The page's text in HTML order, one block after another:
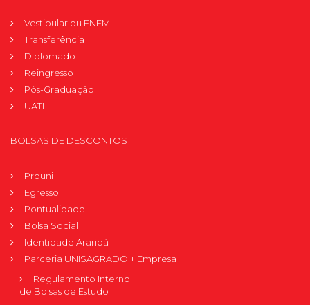
Vestibular ou ENEM
Transferência
Diplomado
Reingresso
Pós-Graduação
UATI
BOLSAS DE DESCONTOS
Prouni
Egresso
Pontualidade
Bolsa Social
Identidade Araribá
Parceria UNISAGRADO + Empresa
Regulamento Interno
de Bolsas de Estudo